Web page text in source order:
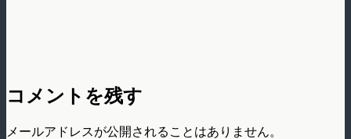
コメントを残す
メールアドレスが公開されることはありません。